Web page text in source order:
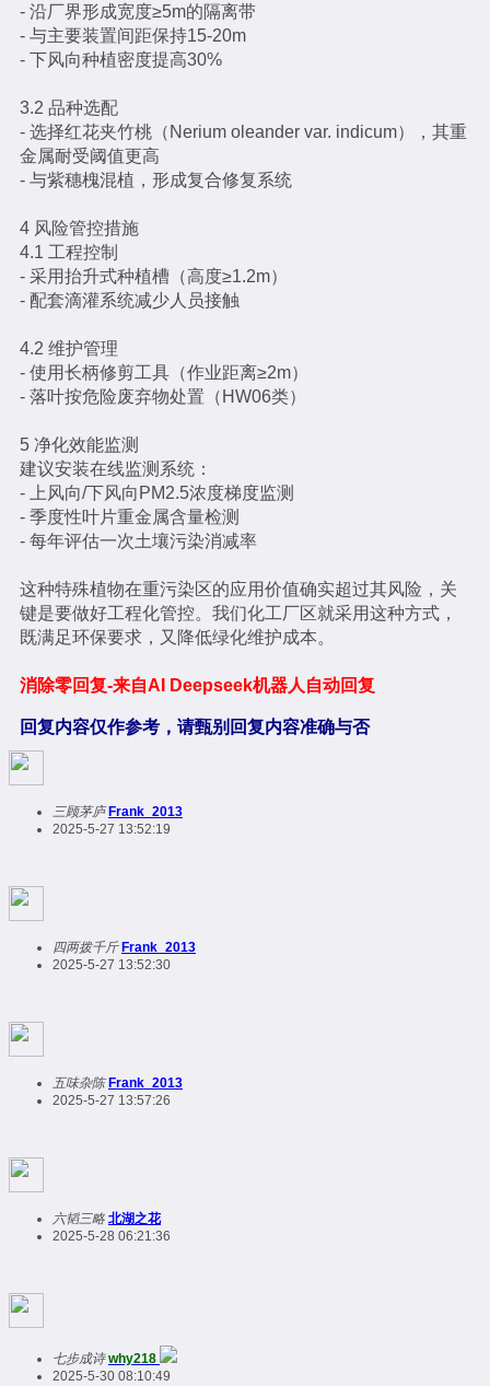
- 沿厂界形成宽度≥5m的隔离带
- 与主要装置间距保持15-20m
- 下风向种植密度提高30%
3.2 品种选配
- 选择红花夹竹桃（Nerium oleander var. indicum），其重
金属耐受阈值更高
- 与紫穗槐混植，形成复合修复系统
4 风险管控措施
4.1 工程控制
- 采用抬升式种植槽（高度≥1.2m）
- 配套滴灌系统减少人员接触
4.2 维护管理
- 使用长柄修剪工具（作业距离≥2m）
- 落叶按危险废弃物处置（HW06类）
5 净化效能监测
建议安装在线监测系统：
- 上风向/下风向PM2.5浓度梯度监测
- 季度性叶片重金属含量检测
- 每年评估一次土壤污染消减率
这种特殊植物在重污染区的应用价值确实超过其风险，关
键是要做好工程化管控。我们化工厂区就采用这种方式，
既满足环保要求，又降低绿化维护成本。
消除零回复-来自AI Deepseek机器人自动回复
回复内容仅作参考，请甄别回复内容准确与否
三顾茅庐 Frank_2013
2025-5-27 13:52:19
四两拨千斤 Frank_2013
2025-5-27 13:52:30
五味杂陈 Frank_2013
2025-5-27 13:57:26
六韬三略 北湖之花
2025-5-28 06:21:36
七步成诗 why218
2025-5-30 08:10:49